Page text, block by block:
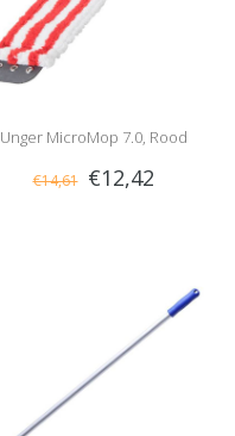
Unger MicroMop 7.0, Rood
€14,61 €12,42